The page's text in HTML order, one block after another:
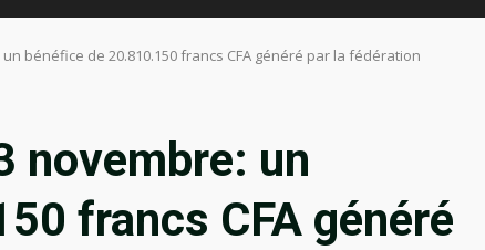
bénéfice de 20.810.150 francs CFA généré par la fédération
novembre: un
francs CFA généré